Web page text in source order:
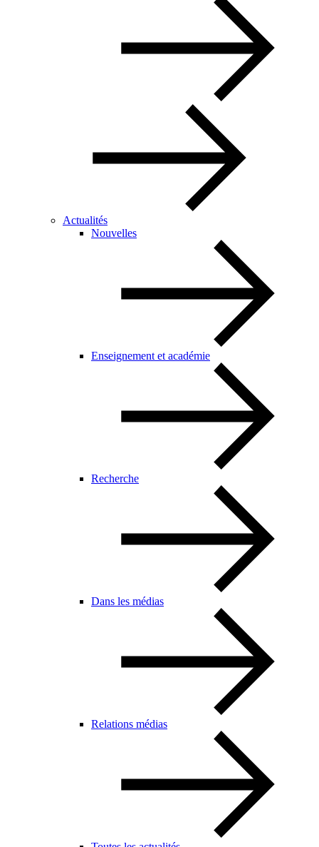
Actualités
Nouvelles
Enseignement et académie
Recherche
Dans les médias
Relations médias